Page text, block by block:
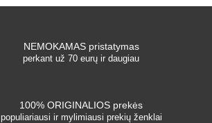
NEMOKAMAS pristatymas
perkant už 70 eurų ir daugiau
100% ORIGINALIOS prekės
populiariausi ir mylimiausi prekių ženklai